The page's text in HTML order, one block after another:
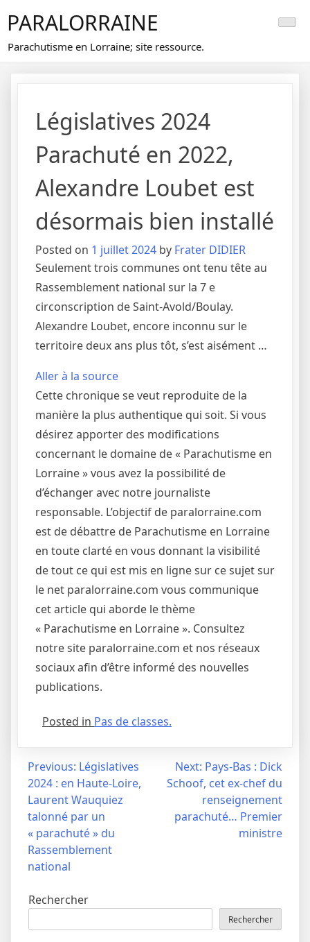
content
PARALORRAINE
Parachutisme en Lorraine; site ressource.
Législatives 2024
Parachuté en 2022,
Alexandre Loubet est
désormais bien installé
Posted on 1 juillet 2024 by Frater DIDIER
Seulement trois communes ont tenu tête au
Rassemblement national sur la 7 e
circonscription de Saint-Avold/Boulay.
Alexandre Loubet, encore inconnu sur le
territoire deux ans plus tôt, s’est aisément …
Aller à la source
Cette chronique se veut reproduite de la
manière la plus authentique qui soit. Si vous
désirez apporter des modifications
concernant le domaine de « Parachutisme en
Lorraine » vous avez la possibilité de
d’échanger avec notre journaliste
responsable. L’objectif de paralorraine.com
est de débattre de Parachutisme en Lorraine
en toute clarté en vous donnant la visibilité
de tout ce qui est mis en ligne sur ce sujet sur
le net paralorraine.com vous communique
cet article qui aborde le thème
« Parachutisme en Lorraine ». Consultez
notre site paralorraine.com et nos réseaux
sociaux afin d’être informé des nouvelles
publications.
Posted in Pas de classes.
Navigation
l’article
Previous: Législatives
2024 : en Haute-Loire,
Laurent Wauquiez
talonné par un
« parachuté » du
Rassemblement
national
Next: Pays-Bas : Dick
Schoof, cet ex-chef du
renseignement
parachuté… Premier
ministre
Rechercher
Rechercher